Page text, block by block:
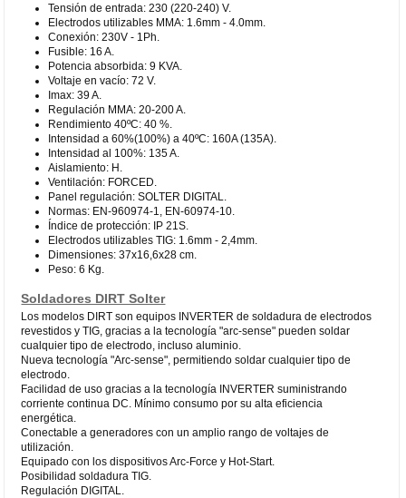
Tensión de entrada: 230 (220-240) V.
Electrodos utilizables MMA: 1.6mm - 4.0mm.
Conexión: 230V - 1Ph.
Fusible: 16 A.
Potencia absorbida: 9 KVA.
Voltaje en vacío: 72 V.
Imax: 39 A.
Regulación MMA: 20-200 A.
Rendimiento 40ºC: 40 %.
Intensidad a 60%(100%) a 40ºC: 160A (135A).
Intensidad al 100%: 135 A.
Aislamiento: H.
Ventilación: FORCED.
Panel regulación: SOLTER DIGITAL.
Normas: EN-960974-1, EN-60974-10.
Índice de protección: IP 21S.
Electrodos utilizables TIG: 1.6mm - 2,4mm.
Dimensiones: 37x16,6x28 cm.
Peso: 6 Kg.
Soldadores DIRT Solter
Los modelos DIRT son equipos INVERTER de soldadura de electrodos
revestidos y TIG, gracias a la tecnología "arc-sense" pueden soldar
cualquier tipo de electrodo, incluso aluminio.
Nueva tecnología "Arc-sense", permitiendo soldar cualquier tipo de
electrodo.
Facilidad de uso gracias a la tecnología INVERTER suministrando
corriente continua DC. Mínimo consumo por su alta eficiencia
energética.
Conectable a generadores con un amplio rango de voltajes de
utilización.
Equipado con los dispositivos Arc-Force y Hot-Start.
Posibilidad soldadura TIG.
Regulación DIGITAL.